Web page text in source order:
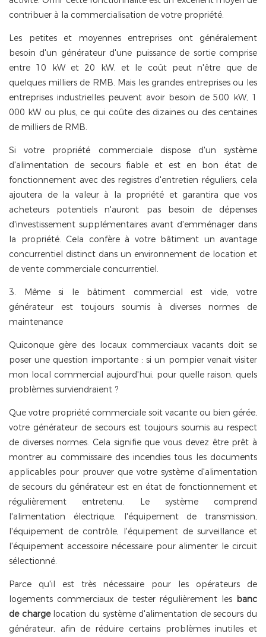
contribuer à la commercialisation de votre propriété.
Les petites et moyennes entreprises ont généralement
besoin d'un générateur d'une puissance de sortie comprise
entre 10 kW et 20 kW, et le coût peut n'être que de
quelques milliers de RMB. Mais les grandes entreprises ou les
entreprises industrielles peuvent avoir besoin de 500 kW, 1
000 kW ou plus, ce qui coûte des dizaines ou des centaines
de milliers de RMB.
Si votre propriété commerciale dispose d'un système
d'alimentation de secours fiable et est en bon état de
fonctionnement avec des registres d'entretien réguliers, cela
ajoutera de la valeur à la propriété et garantira que vos
acheteurs potentiels n'auront pas besoin de dépenses
d'investissement supplémentaires avant d'emménager dans
la propriété. Cela confère à votre bâtiment un avantage
concurrentiel distinct dans un environnement de location et
de vente commerciale concurrentiel.
3. Même si le bâtiment commercial est vide, votre
générateur est toujours soumis à diverses normes de
maintenance
Quiconque gère des locaux commerciaux vacants doit se
poser une question importante : si un pompier venait visiter
mon local commercial aujourd'hui, pour quelle raison, quels
problèmes surviendraient ?
Que votre propriété commerciale soit vacante ou bien gérée,
votre générateur de secours est toujours soumis au respect
de diverses normes. Cela signifie que vous devez être prêt à
montrer au commissaire des incendies tous les documents
applicables pour prouver que votre système d'alimentation
de secours du générateur est en état de fonctionnement et
régulièrement entretenu. Le système comprend
l'alimentation électrique, l'équipement de transmission,
l'équipement de contrôle, l'équipement de surveillance et
l'équipement accessoire nécessaire pour alimenter le circuit
sélectionné.
Parce qu'il est très nécessaire pour les opérateurs de
logements commerciaux de tester régulièrement les banc
de charge location du système d'alimentation de secours du
générateur, afin de réduire certains problèmes inutiles et